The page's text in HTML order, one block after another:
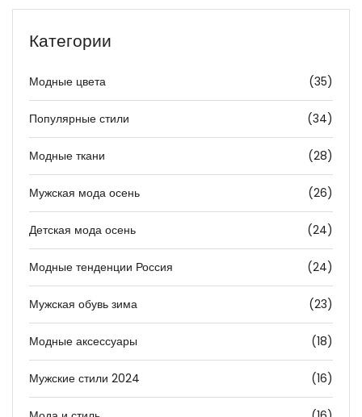
Категории
Модные цвета (35)
Популярные стили (34)
Модные ткани (28)
Мужская мода осень (26)
Детская мода осень (24)
Модные тенденции Россия (24)
Мужская обувь зима (23)
Модные аксессуары (18)
Мужские стили 2024 (16)